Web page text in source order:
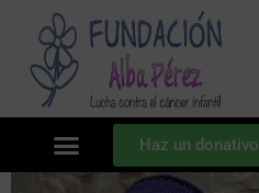
Haz un donativo